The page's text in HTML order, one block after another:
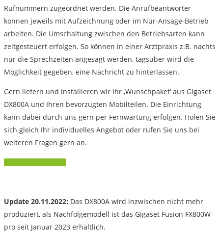
Rufnummern zugeordnet werden. Die Anrufbeantworter
können jeweils mit Aufzeichnung oder im Nur-Ansage-Betrieb
arbeiten. Die Umschaltung zwischen den Betriebsarten kann
zeitgesteuert erfolgen. So können in einer Arztpraxis z.B. nachts
nur die Sprechzeiten angesagt werden, tagsüber wird die
Möglichkeit gegeben, eine Nachricht zu hinterlassen.
Gern liefern und installieren wir Ihr ‚Wunschpaket‘ aus Gigaset
DX800A und Ihren bevorzugten Mobilteilen. Die Einrichtung
kann dabei durch uns gern per Fernwartung erfolgen. Holen Sie
sich gleich Ihr individuelles Angebot oder rufen Sie uns bei
weiteren Fragen gern an.
Hier direkt bestellen
Update 20.11.2022: Das DX800A wird inzwischen nicht mehr
produziert, als Nachfolgemodell ist das Gigaset Fusion FX800W
pro seit Januar 2023 erhältlich.